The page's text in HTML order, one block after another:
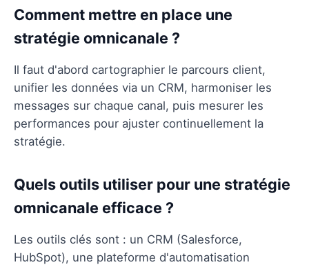
Comment mettre en place une
stratégie omnicanale ?
Il faut d'abord cartographier le parcours client,
unifier les données via un CRM, harmoniser les
messages sur chaque canal, puis mesurer les
performances pour ajuster continuellement la
stratégie.
Quels outils utiliser pour une stratégie
omnicanale efficace ?
Les outils clés sont : un CRM (Salesforce,
HubSpot), une plateforme d'automatisation